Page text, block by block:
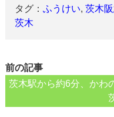
タグ：ふうけい,茨木
茨木
前の記事
茨木駅から約6分、かわ